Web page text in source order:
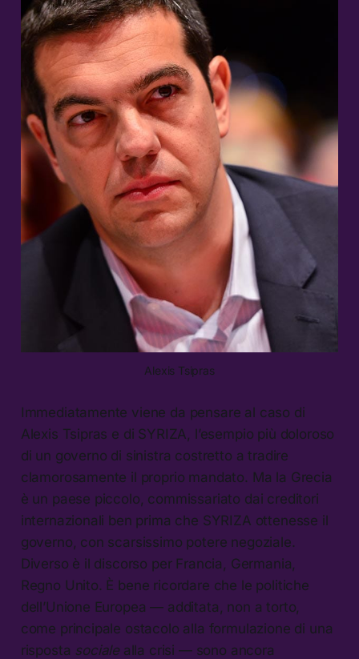
Alexis Tsipras
Immediatamente viene da pensare al caso di
Alexis Tsipras e di SYRIZA, l’esempio più doloroso
di un governo di sinistra costretto a tradire
clamorosamente il proprio mandato. Ma la Grecia
è un paese piccolo, commissariato dai creditori
internazionali ben prima che SYRIZA ottenesse il
governo, con scarsissimo potere negoziale.
Diverso è il discorso per Francia, Germania,
Regno Unito. È bene ricordare che le politiche
dell’Unione Europea — additata, non a torto,
come principale ostacolo alla formulazione di una
risposta sociale alla crisi — sono ancora